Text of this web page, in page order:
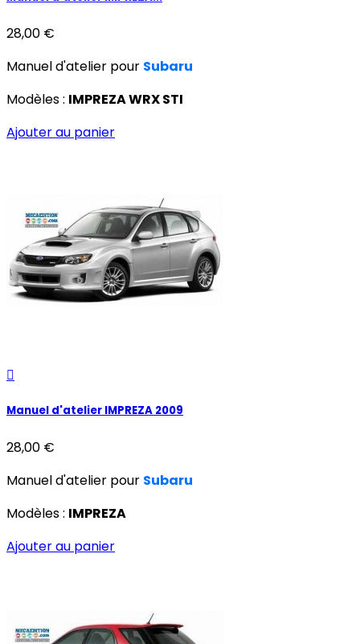
28,00 €
Manuel d'atelier pour Subaru
Modèles : IMPREZA WRX STI
Ajouter au panier

Manuel d'atelier IMPREZA 2009
28,00 €
Manuel d'atelier pour Subaru
Modèles : IMPREZA
Ajouter au panier